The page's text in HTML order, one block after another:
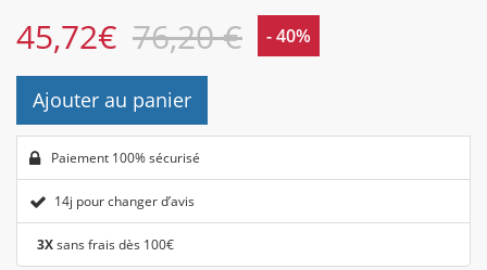
45,72€ 76,20 € - 40%
Ajouter au panier
Paiement 100% sécurisé
14j pour changer d’avis
3Xsans frais dès 100€